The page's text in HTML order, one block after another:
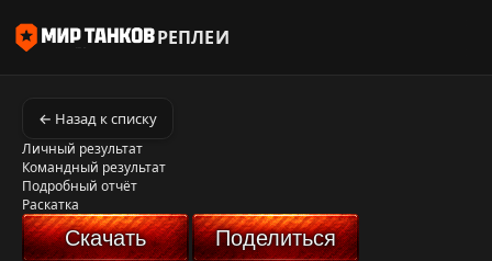
РЕПЛЕИ
← Назад к списку
Личный результат
Командный результат
Подробный отчёт
Раскатка
Скачать Поделиться